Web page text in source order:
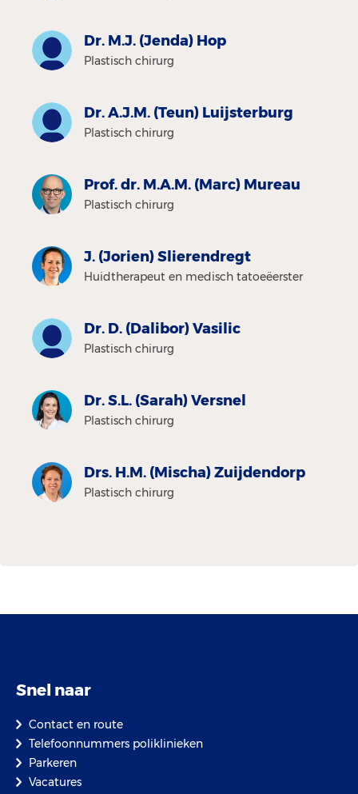
Dr. M.J. (Jenda) Hop
Plastisch chirurg
Dr. A.J.M. (Teun) Luijsterburg
Plastisch chirurg
Prof. dr. M.A.M. (Marc) Mureau
Plastisch chirurg
J. (Jorien) Slierendregt
Huidtherapeut en medisch tatoeëerster
Dr. D. (Dalibor) Vasilic
Plastisch chirurg
Dr. S.L. (Sarah) Versnel
Plastisch chirurg
Drs. H.M. (Mischa) Zuijdendorp
Plastisch chirurg
Snel naar
Contact en route
Telefoonnummers poliklinieken
Parkeren
Vacatures